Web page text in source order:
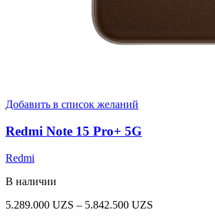
Добавить в список желаний
Redmi Note 15 Pro+ 5G
Redmi
В наличии
5.289.000 UZS – 5.842.500 UZS